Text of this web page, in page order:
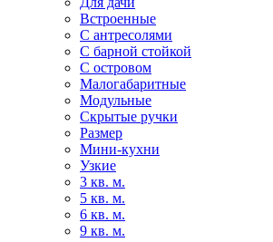
Встроенные
С антресолями
С барной стойкой
С островом
Малогабаритные
Модульные
Скрытые ручки
Размер
Мини-кухни
Узкие
3 кв. м.
5 кв. м.
6 кв. м.
9 кв. м.